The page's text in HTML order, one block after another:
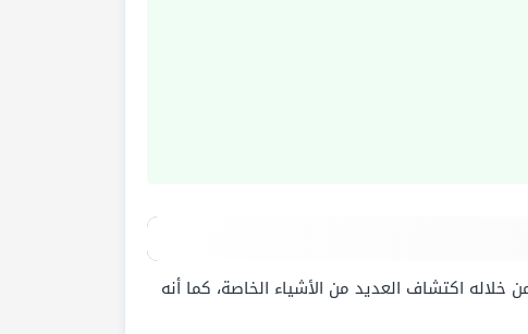
اكتشاف العديد من الأشياء الخاصة، كما أنه